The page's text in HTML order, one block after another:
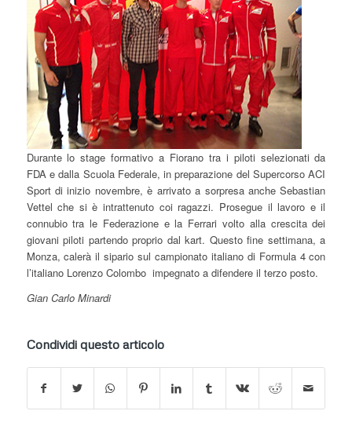
Durante lo stage formativo a Fiorano tra i piloti selezionati da
FDA e dalla Scuola Federale, in preparazione del Supercorso ACI
Sport di inizio novembre, è arrivato a sorpresa anche Sebastian
Vettel che si è intrattenuto coi ragazzi. Prosegue il lavoro e il
connubio tra le Federazione e la Ferrari volto alla crescita dei
giovani piloti partendo proprio dal kart. Questo fine settimana, a
Monza, calerà il sipario sul campionato italiano di Formula 4 con
l’italiano Lorenzo Colombo impegnato a difendere il terzo posto.
Gian Carlo Minardi
Condividi questo articolo